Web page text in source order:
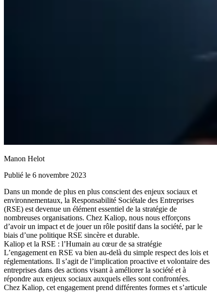
Manon Helot
Publié le 6 novembre 2023
Dans un monde de plus en plus conscient des enjeux sociaux et
environnementaux, la Responsabilité Sociétale des Entreprises
(RSE) est devenue un élément essentiel de la stratégie de
nombreuses organisations. Chez Kaliop, nous nous efforçons
d’avoir un impact et de jouer un rôle positif dans la société, par le
biais d’une politique RSE sincère et durable.
Kaliop et la RSE : l’Humain au cœur de sa stratégie
L’engagement en RSE va bien au-delà du simple respect des lois et
réglementations. Il s’agit de l’implication proactive et volontaire des
entreprises dans des actions visant à améliorer la société et à
répondre aux enjeux sociaux auxquels elles sont confrontées.
Chez Kaliop, cet engagement prend différentes formes et s’articule